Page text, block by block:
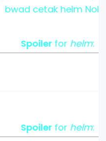
bwad cetak helm
Spoilerfor helm:
Spoilerfor helm: